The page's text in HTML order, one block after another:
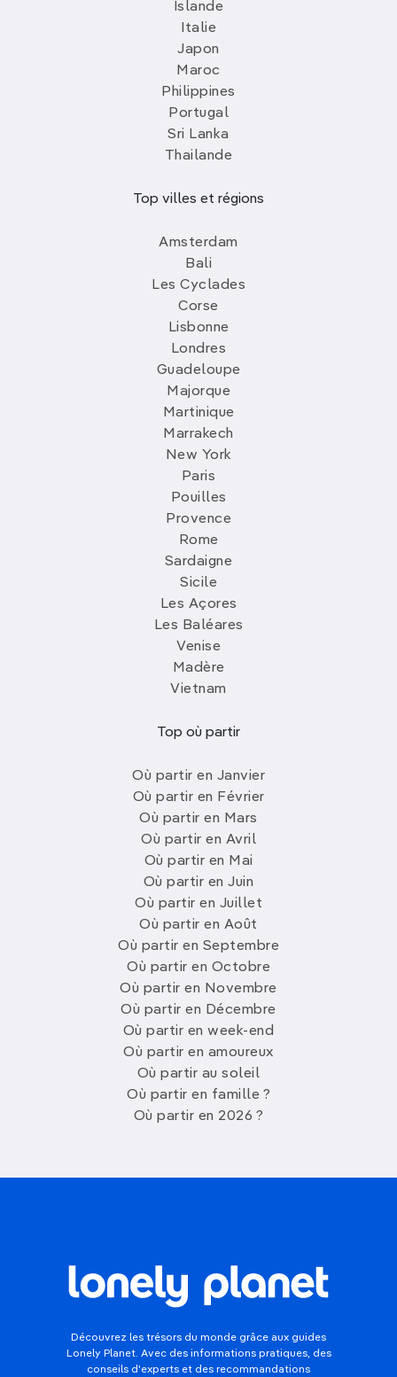
Islande
Italie
Japon
Maroc
Philippines
Portugal
Sri Lanka
Thailande
Top villes et régions
Amsterdam
Bali
Les Cyclades
Corse
Lisbonne
Londres
Guadeloupe
Majorque
Martinique
Marrakech
New York
Paris
Pouilles
Provence
Rome
Sardaigne
Sicile
Les Açores
Les Baléares
Venise
Madère
Vietnam
Top où partir
Où partir en Janvier
Où partir en Février
Où partir en Mars
Où partir en Avril
Où partir en Mai
Où partir en Juin
Où partir en Juillet
Où partir en Août
Où partir en Septembre
Où partir en Octobre
Où partir en Novembre
Où partir en Décembre
Où partir en week-end
Où partir en amoureux
Où partir au soleil
Où partir en famille ?
Où partir en 2026 ?
Découvrez les trésors du monde grâce aux guides
Lonely Planet. Avec des informations pratiques, des
conseils d'experts et des recommandations